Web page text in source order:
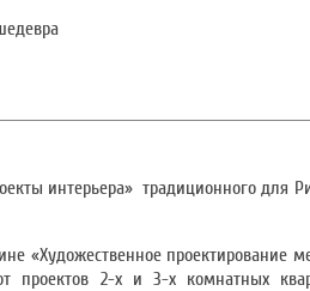
интерьера» традиционного для
«Художественное
от проектов 2-х и 3-х комнатных